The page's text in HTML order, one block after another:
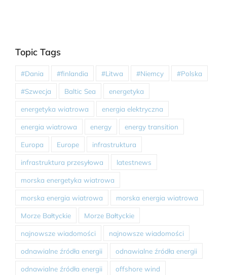
Topic Tags
#Dania #finlandia #Litwa #Niemcy #Polska
#Szwecja Baltic Sea energetyka
energetyka wiatrowa energia elektryczna
energia wiatrowa energy energy transition
Europa Europe infrastruktura
infrastruktura przesyłowa latestnews
morska energetyka wiatrowa
morska energia wiatrowa morska energia wiatrowa
Morze Bałtyckie Morze Bałtyckie
najnowsze wiadomości najnowsze wiadomości
odnawialne źródła energii odnawialne źródła energii
odnawialne źródła energii offshore wind